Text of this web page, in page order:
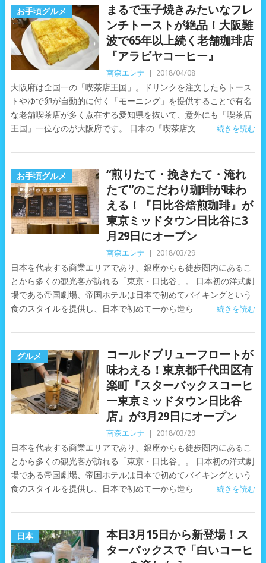
お手頃グルメ
まるで玉子焼きみたいなフレ
ンチトーストが絶品！大阪難
波で65年以上続く老舗珈琲店
『アラビヤコーヒー』
南森エレナ 2018/04/08
大阪府は全国一の「喫茶店王国」。ドリンクを注文したらトース
トやゆで卵が自動的に付く「モーニング」を提供することで有名
な老舗喫茶店が多く点在する愛知県を抜いて、意外にも「喫茶店
王国」一位なのが大阪府です。 日本の『喫茶店文
続きを読む
お手頃グルメ
“煎りたて・挽きたて・淹れ
たて”のこだわり珈琲が味わ
える！『日比谷焙煎珈琲』が
東京ミッドタウン日比谷に3
月29日にオープン
南森エレナ 2018/03/29
日本を代表する商業エリアであり、銀座からも徒歩圏内にあるこ
とから多くの観光客が訪れる「東京・日比谷」。 日本初の洋式劇
場である帝国劇場、帝国ホテルは日本で初めてバイキングという
食のスタイルを提供し、日本で初めて一から造ら
続きを読む
グルメ
コールドブリューフロートが
味わえる！東京都千代田区有
楽町『スターバックスコーヒ
ー東京ミッドタウン日比谷
店』が3月29日にオープン
南森エレナ 2018/03/29
日本を代表する商業エリアであり、銀座からも徒歩圏内にあるこ
とから多くの観光客が訪れる「東京・日比谷」。 日本初の洋式劇
場である帝国劇場、帝国ホテルは日本で初めてバイキングという
食のスタイルを提供し、日本で初めて一から造ら
続きを読む
日本
本日3月15日から新登場！ス
ターバックスで「白いコーヒ